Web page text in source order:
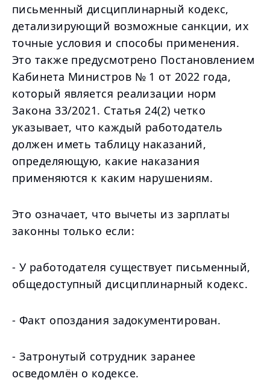
письменный дисциплинарный кодекс,
детализирующий возможные санкции, их
точные условия и способы применения.
Это также предусмотрено Постановлением
Кабинета Министров № 1 от 2022 года,
который является реализации норм
Закона 33/2021. Статья 24(2) четко
указывает, что каждый работодатель
должен иметь таблицу наказаний,
определяющую, какие наказания
применяются к каким нарушениям.
Это означает, что вычеты из зарплаты
законны только если:
- У работодателя существует письменный,
общедоступный дисциплинарный кодекс.
- Факт опоздания задокументирован.
- Затронутый сотрудник заранее
осведомлён о кодексе.